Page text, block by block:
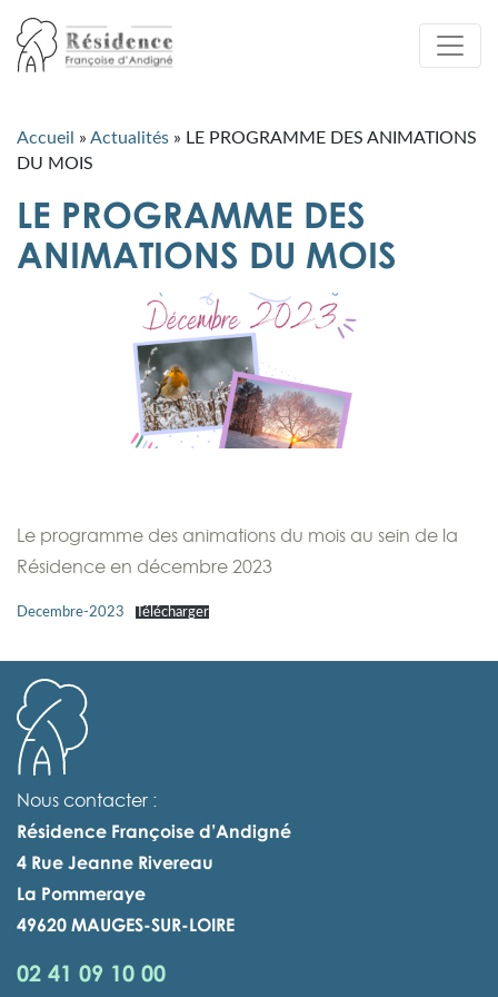
Accueil » Actualités » LE PROGRAMME DES ANIMATIONS
DU MOIS
LE PROGRAMME DES
ANIMATIONS DU MOIS
Le programme des animations du mois au sein de la
Résidence en décembre 2023
Decembre-2023 Télécharger
Nous contacter :
Résidence Françoise d’Andigné
4 Rue Jeanne Rivereau
La Pommeraye
49620 MAUGES-SUR-LOIRE
02 41 09 10 00